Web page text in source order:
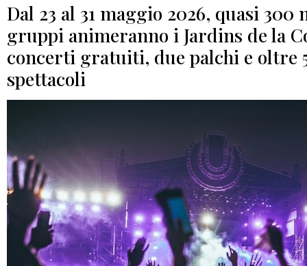
Dal 23 al 31 maggio 2026, quasi 300
gruppi animeranno i Jardins de la
concerti gratuiti, due palchi e oltre
spettacoli